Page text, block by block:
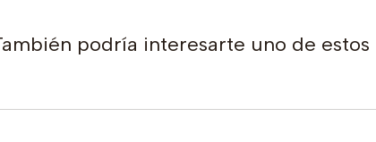
podría interesarte uno de estos